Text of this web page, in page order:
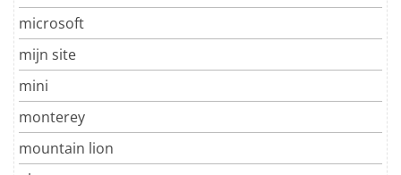
microsoft
mijn site
mini
monterey
mountain lion